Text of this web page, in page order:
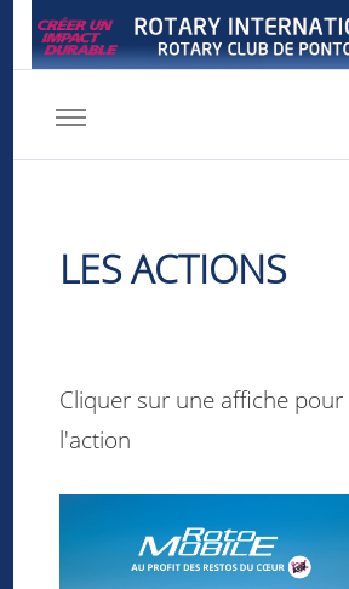
LES ACTIONS
Cliquer sur une affiche
l'action